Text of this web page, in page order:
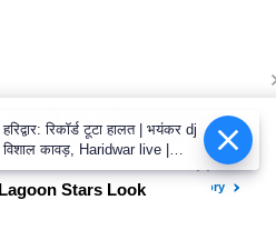
हरिद्वार: रिकॉर्ड टूटा हालत | भयंकर dj
विशाल कावड़, Haridwar live |
Kawad mela haridwar,Har ki
paudi